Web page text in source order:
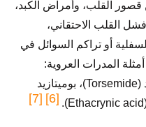
قصور القلب، وأمراض الكبد،
القلب الاحتقاني،
أو تراكم السوائل في
المدرات العروية:
فورسيميد (Furosemide)، تورسيمد (Torsemide)، بوميتازيد
[6]
[7]